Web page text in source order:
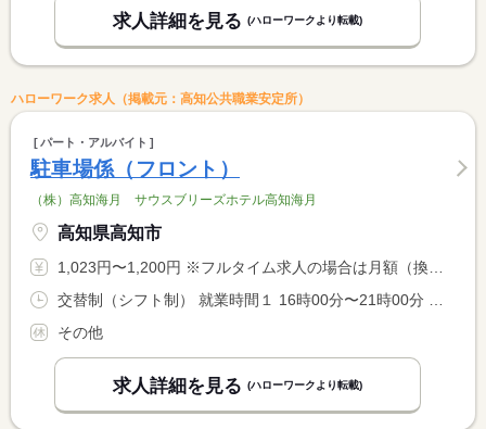
求人詳細を見る (ハローワークより転載)
ハローワーク求人（掲載元：高知公共職業安定所）
パート・アルバイト
駐車場係（フロント）
（株）高知海月 サウスブリーズホテル高知海月
高知県高知市
1,023円〜1,200円 ※フルタイム求人の場合は月額（換算額）、パート求人の場合は時間額を表示しています。
その他
求人詳細を見る (ハローワークより転載)